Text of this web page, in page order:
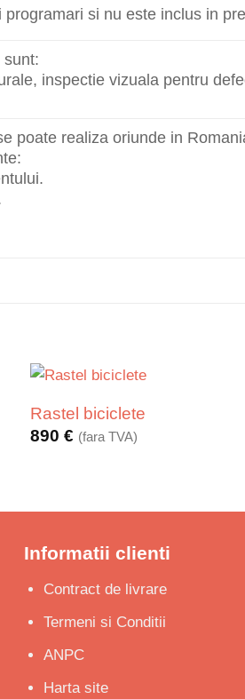
si nu este inclus in
inspectie vizuala pentru
poate realiza oriunde in
Rastel biciclete
890€ (fara TVA)
Informatii clienti
Contract de livrare
Termeni si Conditii
ANPC
Harta site